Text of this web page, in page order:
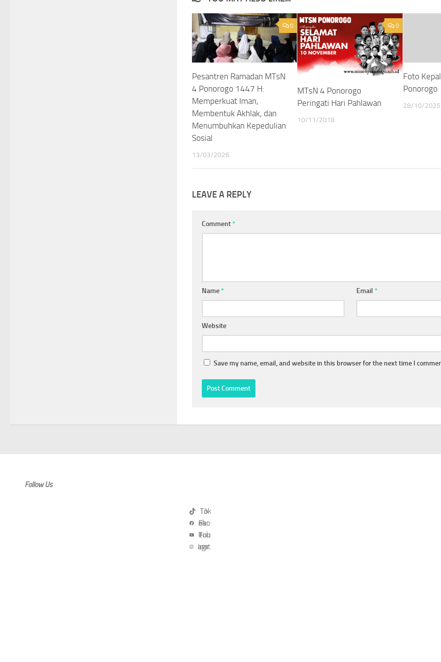
0
Pesantren Ramadan MTsN
4 Ponorogo 1447 H:
Memperkuat Iman,
Membentuk Akhlak, dan
Menumbuhkan Kepedulian
Sosial
13/03/2026
0
MTsN 4 Ponorogo
Peringati Hari Pahlawan
10/11/2018
Foto
Ponorogo
28/10/2025
LEAVE A REPLY
Comment*
Name* Email*
Website
Save my name, email, and website in this browser for the next time I
Follow Us
TikTok
Facebook
YouTube
Instagram